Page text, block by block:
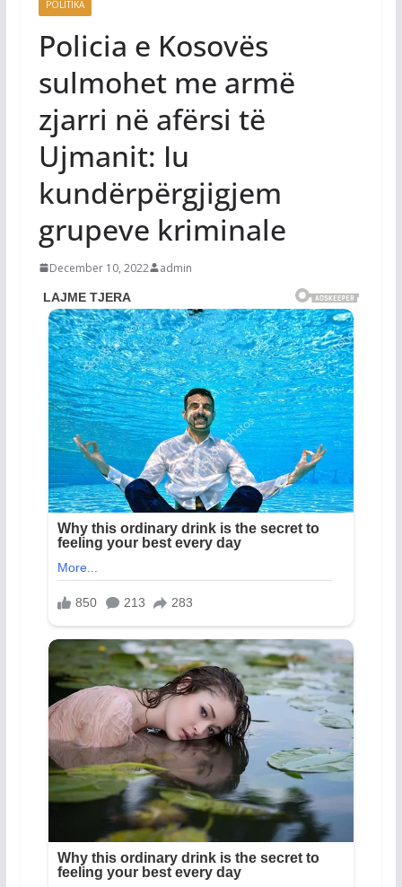
POLITIKA
Policia e Kosovës
sulmohet me armë
zjarri në afërsi të
Ujmanit: Iu
kundërpërgjigjem
grupeve kriminale
December 10, 2022 admin